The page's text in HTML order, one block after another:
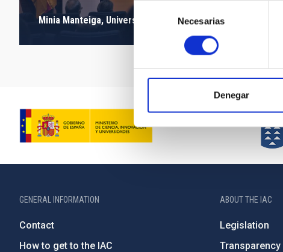
Selección
de
consentimiento
Necesarias
Denegar
Minia Manteiga, Universidad de A Coruña (UDC)
GENERAL INFORMATION
Contact
How to get to the IAC
ABOUT THE IAC
Legislation
Transparency